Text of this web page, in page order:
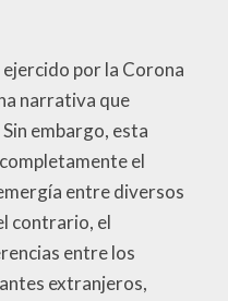
por la Corona
narrativa que
embargo, esta
el
entre diversos
contrario, el
entre los
extranjeros,